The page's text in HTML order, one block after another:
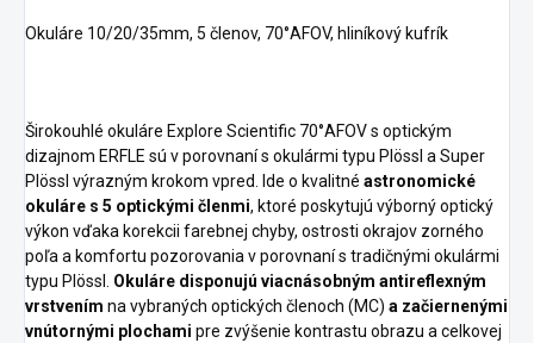
Okuláre 10/20/35mm, 5 členov, 70°AFOV, hliníkový kufrík
Širokouhlé okuláre Explore Scientific 70°AFOV s optickým
dizajnom ERFLE sú v porovnaní s okulármi typu Plössl a Super
Plössl výrazným krokom vpred. Ide o kvalitné astronomické
okuláre s 5 optickými členmi, ktoré poskytujú výborný optický
výkon vďaka korekcii farebnej chyby, ostrosti okrajov zorného
poľa a komfortu pozorovania v porovnaní s tradičnými okulármi
typu Plössl. Okuláre disponujú viacnásobným antireflexným
vrstvením na vybraných optických členoch (MC) a začiernenými
vnútornými plochami pre zvýšenie kontrastu obrazu a celkovej